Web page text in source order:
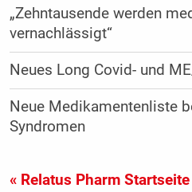
„Zehntausende werden
vernachlässigt“
Neues Long Covid- und
Neue Medikamentenliste
Syndromen
« Relatus Pharm Startseite